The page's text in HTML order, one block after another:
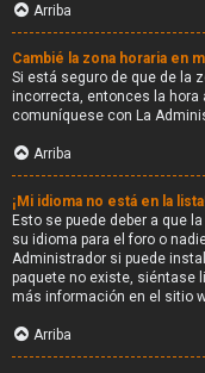
Arriba
Cambié la zona horaria en
Si está seguro de que de la
incorrecta, entonces la hora
comuníquese con La
Arriba
¡Mi idioma no está en la
Esto se puede deber a que
su idioma para el foro o
Administrador si puede
paquete no existe, siéntase
más información en el sitio
Arriba